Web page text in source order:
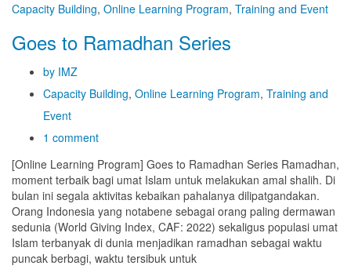
Capacity Building, Online Learning Program, Training and Event
Goes to Ramadhan Series
by IMZ
Capacity Building, Online Learning Program, Training and
Event
1 comment
[Online Learning Program] Goes to Ramadhan Series Ramadhan,
moment terbaik bagi umat Islam untuk melakukan amal shalih. Di
bulan ini segala aktivitas kebaikan pahalanya dilipatgandakan.
Orang Indonesia yang notabene sebagai orang paling dermawan
sedunia (World Giving Index, CAF: 2022) sekaligus populasi umat
Islam terbanyak di dunia menjadikan ramadhan sebagai waktu
puncak berbagi, waktu tersibuk untuk